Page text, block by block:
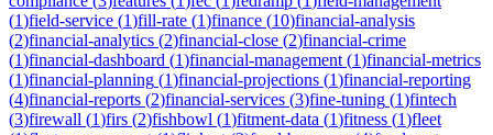
(1)field-service (1)fill-rate (1)finance (10)financial-analysis
(2)financial-analytics (2)financial-close (2)financial-crime
(1)financial-dashboard (1)financial-management (1)financial-metrics
(1)financial-planning (1)financial-projections (1)financial-reporting
(4)financial-reports (2)financial-services (3)fine-tuning (1)fintech
(3)firewall (1)firs (2)fishbowl (1)fitment-data (1)fitness (1)fleet